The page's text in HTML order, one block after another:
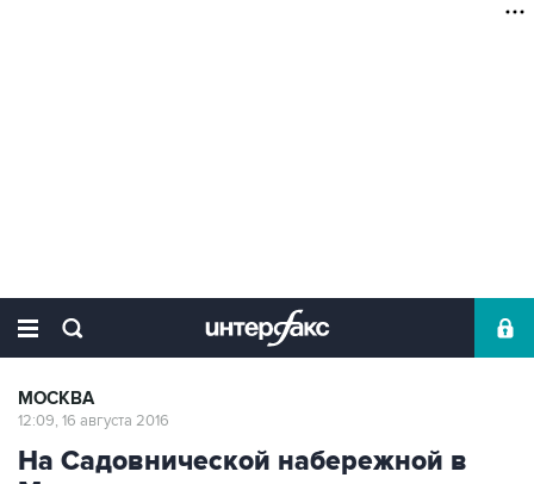
МОСКВА
12:09, 16 августа 2016
На Садовнической набережной в